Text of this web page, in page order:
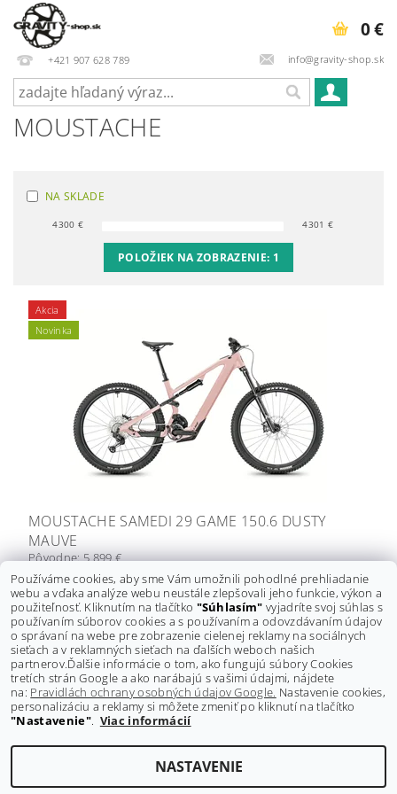
+421 907 628 789 info@gravity-shop.sk
0 €
MOUSTACHE
NA SKLADE
4300 € 4301 €
POLOŽIEK NA ZOBRAZENIE: 1
Akcia
Novinka
MOUSTACHE SAMEDI 29 GAME 150.6 DUSTY
MAUVE
Pôvodne:5 899 €
Ušetríte
1 599 € (–27 %)
4 300 € DETAIL
1položiek celkom
Shoptet.sk
2026 ©GRAVITY-shop.sk, všetky práva vyhradenéUpraviť nastavenie cookies
Používáme cookies, aby sme Vám umožnili pohodlné prehliadanie
webu a vďaka analýze webu neustále zlepšovali jeho funkcie, výkon a
použiteľnosť. Kliknutím na tlačítko "Súhlasím" vyjadríte svoj súhlas s
používaním súborov cookies a s používaním a odovzdávaním údajov
o správaní na webe pre zobrazenie cielenej reklamy na sociálnych
sieťach a v reklamných sieťach na ďalších weboch našich
partnerov.Ďalšie informácie o tom, ako fungujú súbory Cookies
tretích strán Google a ako narábajú s vašimi údajmi, nájdete
na: Pravidlách ochrany osobných údajov Google. Nastavenie cookies,
personalizáciu a reklamy si môžete zmeniť po kliknutí na tlačítko
"Nastavenie". Viac informácií
NASTAVENIE